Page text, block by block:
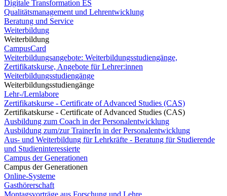
Digitale Transformation ES
Qualitätsmanagement und Lehrentwicklung
Beratung und Service
Weiterbildung
Weiterbildung
CampusCard
Weiterbildungsangebote: Weiterbildungsstudiengänge,
Zertifikatskurse, Angebote für Lehrer:innen
Weiterbildungsstudiengänge
Weiterbildungsstudiengänge
Lehr-/Lernlabore
Zertifikatskurse - Certificate of Advanced Studies (CAS)
Zertifikatskurse - Certificate of Advanced Studies (CAS)
Ausbildung zum Coach in der Personalentwicklung
Ausbildung zum/zur TrainerIn in der Personalentwicklung
Aus- und Weiterbildung für Lehrkräfte - Beratung für Studierende
und Studieninteressierte
Campus der Generationen
Campus der Generationen
Online-Systeme
Gasthörerschaft
Montagsvorträge aus Forschung und Lehre